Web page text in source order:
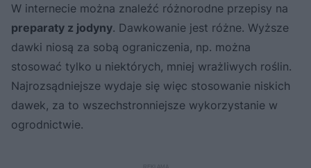
W internecie można znaleźć różnorodne przepisy na
preparaty z jodyny. Dawkowanie jest różne. Wyższe
dawki niosą za sobą ograniczenia, np. można
stosować tylko u niektórych, mniej wrażliwych roślin.
Najrozsądniejsze wydaje się więc stosowanie niskich
dawek, za to wszechstronniejsze wykorzystanie w
ogrodnictwie.